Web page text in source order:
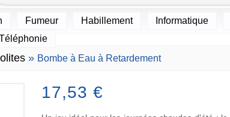
Fumeur Habillement Informatique
» Bombe à Eau à Retardement
17,53 €